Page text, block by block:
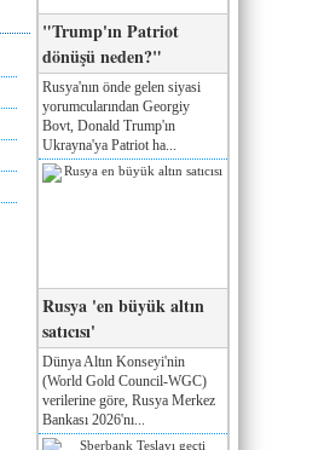
"Trump'ın Patriot
dönüşü neden?"
Rusya'nın önde gelen siyasi
yorumcularından Georgiy
Bovt, Donald Trump'ın
Ukrayna'ya Patriot ha...
Rusya 'en büyük altın
satıcısı'
Dünya Altın Konseyi'nin
(World Gold Council-WGC)
verilerine göre, Rusya Merkez
Bankası 2026'nı...